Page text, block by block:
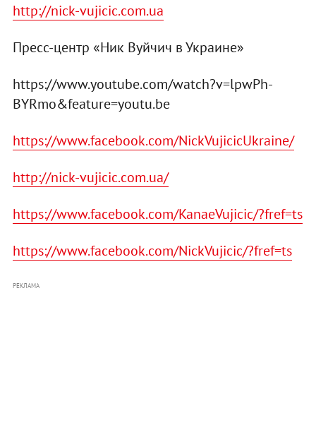
http://nick-vujicic.com.ua
Пресс-центр «Ник Вуйчич в Украине»
https://www.youtube.com/watch?v=lpwPh-
BYRmo&feature=youtu.be
https://www.facebook.com/NickVujicicUkraine/
http://nick-vujicic.com.ua/
https://www.facebook.com/KanaeVujicic/?fref=ts
https://www.facebook.com/NickVujicic/?fref=ts
РЕКЛАМА